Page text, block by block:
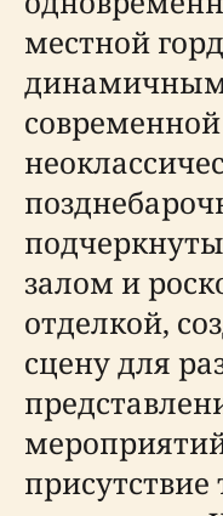
местной
залом и
отделкой,
сцену для
присутствие